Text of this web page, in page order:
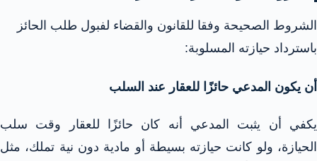
الشروط الصحيحة وفقا للقانون والقضاء لفبول طلب الحائز
باسترداد حيازته المسلوبة:
أن يكون المدعي حائزًا للعقار عند السلب​
يكفي أن يثبت المدعي أنه كان حائزًا للعقار وقت سلب
الحيازة، ولو كانت حيازته بسيطة أو مادية دون نية تملك، مثل